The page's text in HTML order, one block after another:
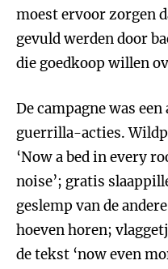
moest ervoor zorgen
gevuld werden door
die goedkoop willen
De campagne was
guerrilla-acties.
‘Now a bed in every
noise’; gratis
geslemp van de
hoeven horen;
de tekst ‘now even